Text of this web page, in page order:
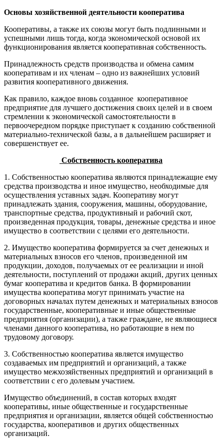
Основы хозяйственной деятельности кооператива
Кооперативы, а также их союзы могут быть подлинными и
успешными лишь тогда, когда экономической основой их
функционирования является кооперативная собственность.
Принадлежность средств производства и обмена самим
кооперативам и их членам – одно из важнейших условий
развития кооперативного движения.
Как правило, каждое вновь созданное кооперативное
предприятие для лучшего достижения своих целей и в своем
стремлении к экономической самостоятельности в
первоочередном порядке приступает к созданию собственной
материально-технической базы, а в дальнейшем расширяет и
совершенствует ее.
Собственность кооператива
1. Собственностью кооператива являются принадлежащие ему
средства производства и иное имущество, необходимые для
осуществления уставных задач. Кооперативу могут
принадлежать здания, сооружения, машины, оборудование,
транспортные средства, продуктивный и рабочий скот,
произведенная продукция, товары, денежные средства и иное
имущество в соответствии с целями его деятельности.
2. Имущество кооператива формируется за счет денежных и
материальных взносов его членов, произведенной им
продукции, доходов, получаемых от ее реализации и иной
деятельности, поступлений от продажи акций, других ценных
бумаг кооператива и кредитов банка. В формировании
имущества кооператива могут принимать участие на
договорных началах путем денежных и материальных взносов
государственные, кооперативные и иные общественные
предприятия (организации), а также граждане, не являющиеся
членами данного кооператива, но работающие в нем по
трудовому договору.
3. Собственностью кооператива является имущество
создаваемых им предприятий и организаций, а также
имущество межхозяйственных предприятий и организаций в
соответствии с его долевым участием.
Имущество объединений, в состав которых входят
кооперативы, иные общественные и государственные
предприятия и организации, является общей собственностью
государства, кооперативов и других общественных
организаций.